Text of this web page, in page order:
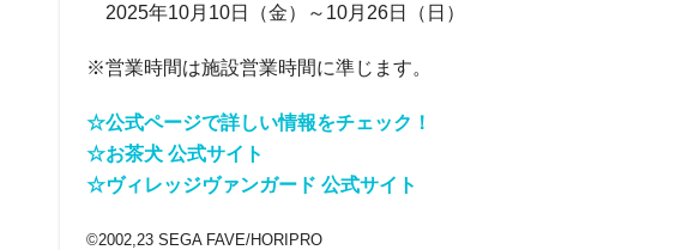
2025年10月10日（金）～10月26日（日）
※営業時間は施設営業時間に準じます。
☆公式ページで詳しい情報をチェック！
☆お茶犬 公式サイト
☆ヴィレッジヴァンガード 公式サイト
©2002,23 SEGA FAVE/HORIPRO